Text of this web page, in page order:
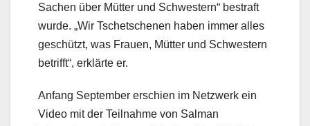
Sachen über Mütter und Schwestern“ bestraft
wurde. „Wir Tschetschenen haben immer alles
geschützt, was Frauen, Mütter und Schwestern
betrifft“, erklärte er.
Anfang September erschien im Netzwerk ein
Video mit der Teilnahme von Salman